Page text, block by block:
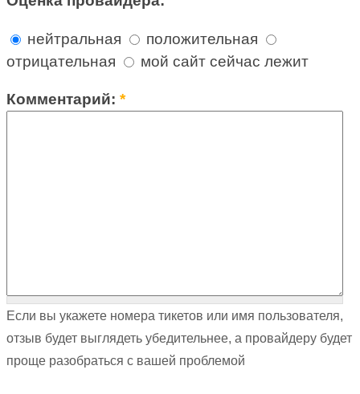
нейтральная
положительная
отрицательная
мой сайт сейчас лежит
Комментарий:*
Если вы укажете номера тикетов или имя пользователя,
отзыв будет выглядеть убедительнее, а провайдеру будет
проще разобраться с вашей проблемой